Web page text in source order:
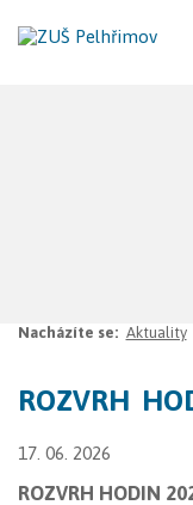
Nacházíte se: Aktuality
ROZVRH
17. 06. 2026
ROZVRH HODIN